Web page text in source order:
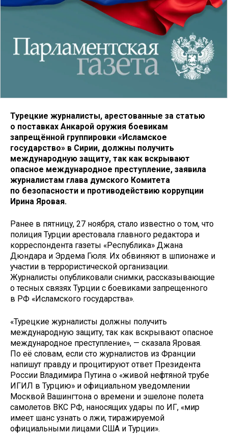
Турецкие журналисты, арестованные за статью
о поставках Анкарой оружия боевикам
запрещённой группировки «Исламское
государство» в Сирии, должны получить
международную защиту, так как вскрывают
опасное международное преступление, заявила
журналистам глава думского Комитета
по безопасности и противодействию коррупции
Ирина Яровая.
Ранее в пятницу, 27 ноября, стало известно о том, что
полиция Турции арестовала главного редактора и
корреспондента газеты «Республика» Джана
Дюндара и Эрдема Гюля. Их обвиняют в шпионаже и
участии в террористической организации.
Журналисты опубликовали снимки, рассказывающие
о тесных связях Турции с боевиками запрещенного
в РФ «Исламского государства».
«Турецкие журналисты должны получить
международную защиту, так как вскрывают опасное
международное преступление», — сказала Яровая.
По её словам, если сто журналистов из Франции
напишут правду и процитируют ответ Президента
России Владимира Путина о «живой нефтяной трубе
ИГИЛ в Турцию» и официальном уведомлении
Москвой Вашингтона о времени и эшелоне полета
самолетов ВКС РФ, наносящих удары по ИГ, «мир
имеет шанс узнать о лжи, тиражируемой
официальными лицами США и Турции».